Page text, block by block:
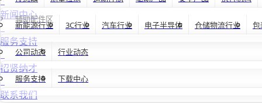
辅助配件区
新能源行业 3C行业 汽车行业 电子半导体 仓储物流行业 包
新闻中心
公司动态 行业动态
服务支持
服务支持 下载中心
招贤纳才
联系我们